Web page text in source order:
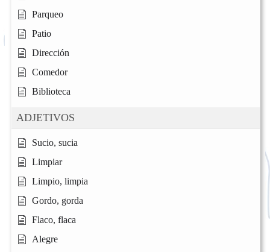
Parqueo
Patio
Dirección
Comedor
Biblioteca
ADJETIVOS
Sucio, sucia
Limpiar
Limpio, limpia
Gordo, gorda
Flaco, flaca
Alegre